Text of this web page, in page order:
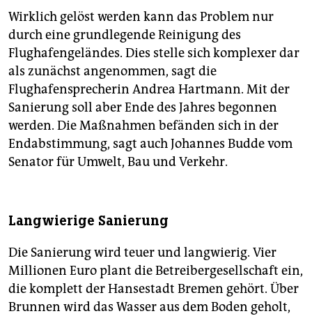
Wirklich gelöst werden kann das Problem nur
durch eine grundlegende Reinigung des
Flughafengeländes. Dies stelle sich komplexer dar
als zunächst angenommen, sagt die
Flughafensprecherin Andrea Hartmann. Mit der
Sanierung soll aber Ende des Jahres begonnen
werden. Die Maßnahmen befänden sich in der
Endabstimmung, sagt auch Johannes Budde vom
Senator für Umwelt, Bau und Verkehr.
Langwierige Sanierung
Die Sanierung wird teuer und langwierig. Vier
Millionen Euro plant die Betreibergesellschaft ein,
die komplett der Hansestadt Bremen gehört. Über
Brunnen wird das Wasser aus dem Boden geholt,